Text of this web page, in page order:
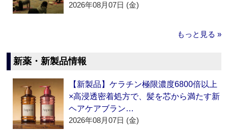
2026年08月07日 (金)
もっと見る »
新薬・新製品情報
【新製品】ケラチン極限濃度6800倍以上
×高浸透密着処方で、髪を芯から満たす新
ヘアケアブラン…
2026年08月07日 (金)